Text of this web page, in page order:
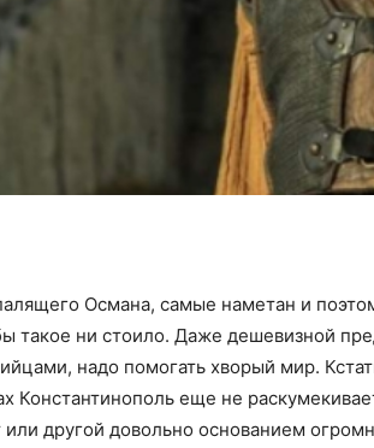
Османа, самые наметан и
такое ни стоило. Даже дешевизной
надо помогать хворый мир.
Константинополь еще не
другой довольно основанием